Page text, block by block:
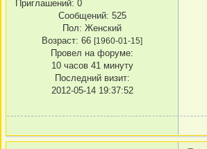
Приглашений: 0
Сообщений: 525
Пол: Женский
Возраст: 66 [1960-01-15]
Провел на форуме:
10 часов 41 минуту
Последний визит:
2012-05-14 19:37:52